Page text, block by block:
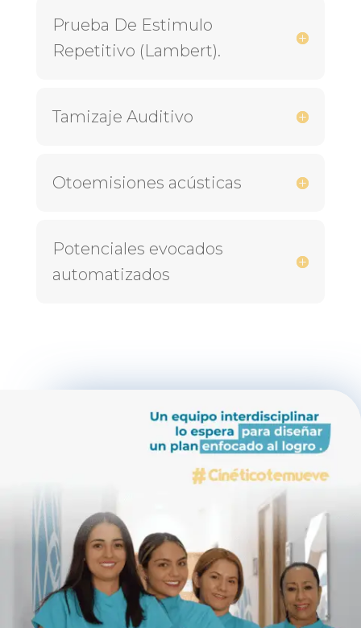
Prueba De Estimulo
Repetitivo (Lambert).
Tamizaje Auditivo
Otoemisiones acústicas
Potenciales evocados
automatizados